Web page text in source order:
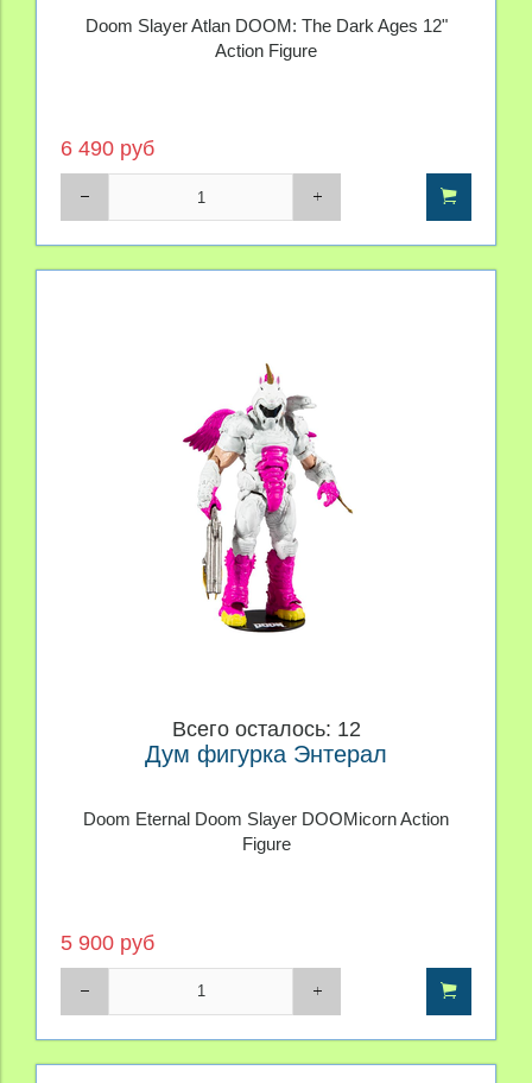
Doom Slayer Atlan DOOM: The Dark Ages 12"
Action Figure
6 490 руб
Всего осталось: 12
Дум фигурка Энтерал
Doom Eternal Doom Slayer DOOMicorn Action
Figure
5 900 руб